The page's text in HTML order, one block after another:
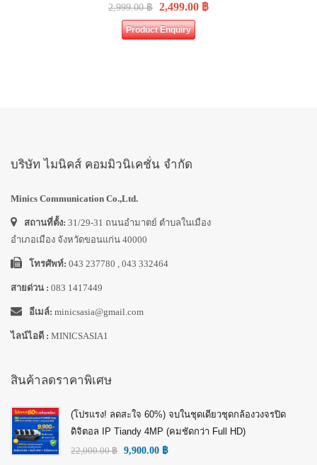
2,999.00฿ 2,499.00 ฿
Product Enquiry
บริษัท ไมนิคส์ คอมมิวนิเคชั่น จำกัด
Minics Communication Co.,Ltd.
สถานที่ตั้ง: 31/29-31 ถนนอำมาตย์ ตำบลในเมือง
อำเภอเมือง จังหวัดขอนแก่น 40000
โทรศัพท์: 043 237780 , 043 332464
สายด่วน : 083 1417449
อีเมล์: minicsasia@gmail.com
ไลน์ไอดี : MINICSASIA1
สินค้าลดราคาพิเศษ
(โปรแรง! ลดสะใจ 60%) จบในชุดเดียวชุดกล้องวงจรปิด
ดิจิตอล IP Tiandy 4MP (คมชัดกว่า Full HD)
22,000.00฿ 9,900.00 ฿